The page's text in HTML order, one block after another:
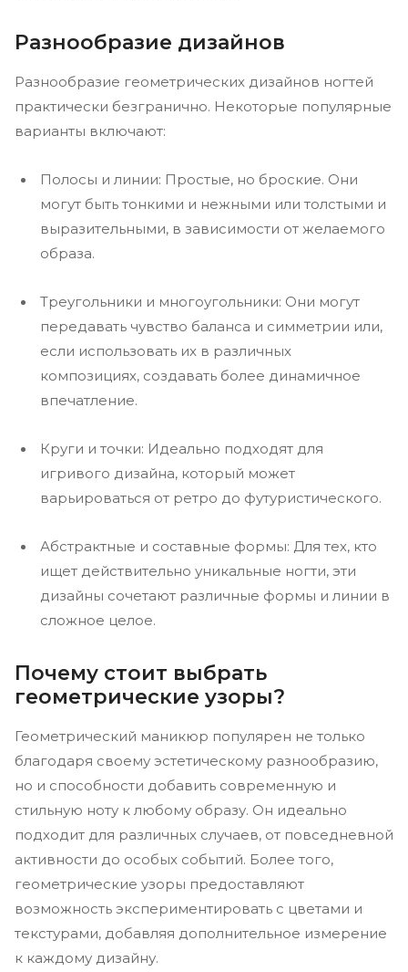
Разнообразие дизайнов
Разнообразие геометрических дизайнов ногтей
практически безгранично. Некоторые популярные
варианты включают:
Полосы и линии: Простые, но броские. Они
могут быть тонкими и нежными или толстыми и
выразительными, в зависимости от желаемого
образа.
Треугольники и многоугольники: Они могут
передавать чувство баланса и симметрии или,
если использовать их в различных
композициях, создавать более динамичное
впечатление.
Круги и точки: Идеально подходят для
игривого дизайна, который может
варьироваться от ретро до футуристического.
Абстрактные и составные формы: Для тех, кто
ищет действительно уникальные ногти, эти
дизайны сочетают различные формы и линии в
сложное целое.
Почему стоит выбрать
геометрические узоры?
Геометрический маникюр популярен не только
благодаря своему эстетическому разнообразию,
но и способности добавить современную и
стильную ноту к любому образу. Он идеально
подходит для различных случаев, от повседневной
активности до особых событий. Более того,
геометрические узоры предоставляют
возможность экспериментировать с цветами и
текстурами, добавляя дополнительное измерение
к каждому дизайну.